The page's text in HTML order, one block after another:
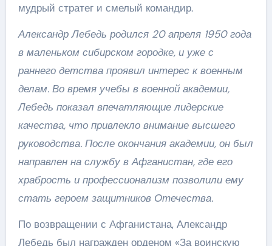
мудрый стратег и смелый командир.
Александр Лебедь родился 20 апреля 1950 года
в маленьком сибирском городке, и уже с
раннего детства проявил интерес к военным
делам. Во время учебы в военной академии,
Лебедь показал впечатляющие лидерские
качества, что привлекло внимание высшего
руководства. После окончания академии, он был
направлен на службу в Афганистан, где его
храбрость и профессионализм позволили ему
стать героем защитников Отечества.
По возвращении с Афганистана, Александр
Лебедь был награжден орденом «За воинскую